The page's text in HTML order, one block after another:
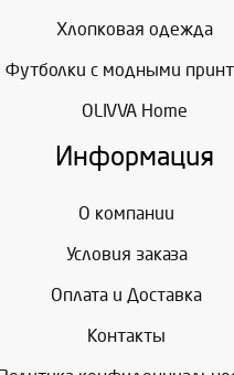
Хлопковая одежда
Футболки с модными
OLIVVA Home
Информация
О компании
Условия заказа
Оплата и Доставка
Контакты